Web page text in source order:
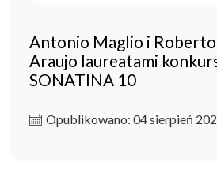
Antonio Maglio i Roberto
Araujo laureatami
SONATINA 10
Opublikowano: 04 sierpień